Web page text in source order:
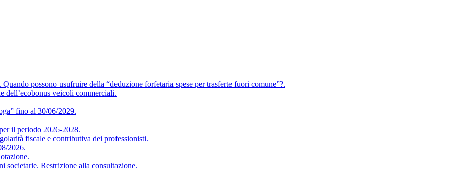
possono usufruire della “deduzione forfetaria spese per trasferte fuori comune”?.
dell’ecobonus veicoli commerciali.
fino al 30/06/2029.
il periodo 2026-2028.
fiscale e contributiva dei professionisti.
2026.
Restrizione alla consultazione.